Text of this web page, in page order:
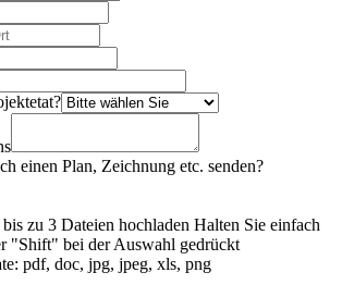
einen Plan, Zeichnung etc. senden?
zu 3 Dateien hochladen Halten Sie einfach
"Shift" bei der Auswahl gedrückt
pdf, doc, jpg, jpeg, xls, png